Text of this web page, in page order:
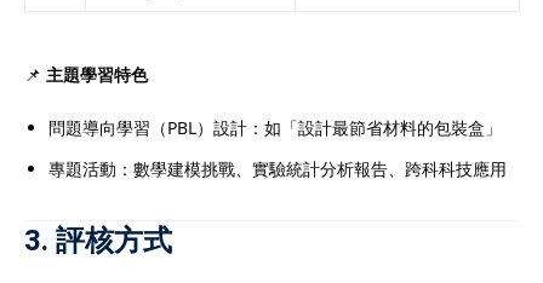
📌 主題學習特色
問題導向學習（PBL）設計：如「設計最節省材料的包裝盒」
專題活動：數學建模挑戰、實驗統計分析報告、跨科科技應用
3. 評核方式